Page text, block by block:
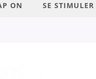
ON SE STIMULER